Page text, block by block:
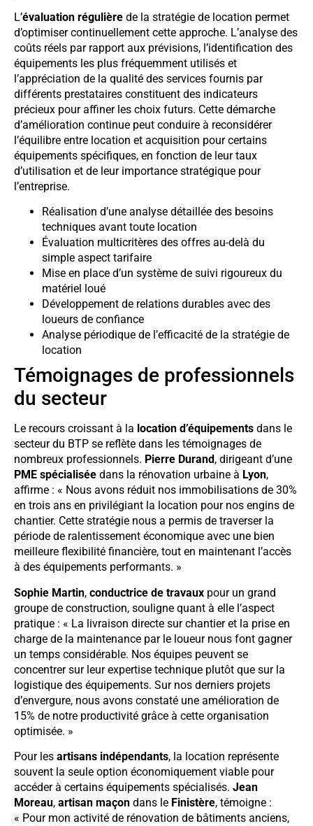
L’évaluation régulière de la stratégie de location permet
d’optimiser continuellement cette approche. L’analyse des
coûts réels par rapport aux prévisions, l’identification des
équipements les plus fréquemment utilisés et
l’appréciation de la qualité des services fournis par
différents prestataires constituent des indicateurs
précieux pour affiner les choix futurs. Cette démarche
d’amélioration continue peut conduire à reconsidérer
l’équilibre entre location et acquisition pour certains
équipements spécifiques, en fonction de leur taux
d’utilisation et de leur importance stratégique pour
l’entreprise.
Réalisation d’une analyse détaillée des besoins
techniques avant toute location
Évaluation multicritères des offres au-delà du
simple aspect tarifaire
Mise en place d’un système de suivi rigoureux du
matériel loué
Développement de relations durables avec des
loueurs de confiance
Analyse périodique de l’efficacité de la stratégie de
location
Témoignages de professionnels
du secteur
Le recours croissant à la location d’équipements dans le
secteur du BTP se reflète dans les témoignages de
nombreux professionnels. Pierre Durand , dirigeant d’une
PME spécialisée dans la rénovation urbaine à Lyon,
affirme : « Nous avons réduit nos immobilisations de 30%
en trois ans en privilégiant la location pour nos engins de
chantier. Cette stratégie nous a permis de traverser la
période de ralentissement économique avec une bien
meilleure flexibilité financière, tout en maintenant l’accès
à des équipements performants. »
Sophie Martin, conductrice de travaux pour un grand
groupe de construction, souligne quant à elle l’aspect
pratique : « La livraison directe sur chantier et la prise en
charge de la maintenance par le loueur nous font gagner
un temps considérable. Nos équipes peuvent se
concentrer sur leur expertise technique plutôt que sur la
logistique des équipements. Sur nos derniers projets
d’envergure, nous avons constaté une amélioration de
15% de notre productivité grâce à cette organisation
optimisée. »
Pour les artisans indépendants, la location représente
souvent la seule option économiquement viable pour
accéder à certains équipements spécialisés. Jean
Moreau, artisan maçon dans le Finistère, témoigne :
« Pour mon activité de rénovation de bâtiments anciens,